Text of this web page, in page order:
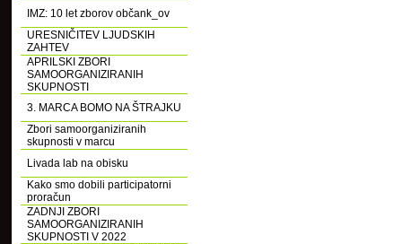
IMZ: 10 let zborov občank_ov
URESNIČITEV LJUDSKIH
ZAHTEV
APRILSKI ZBORI
SAMOORGANIZIRANIH
SKUPNOSTI
3. MARCA BOMO NA ŠTRAJKU
Zbori samoorganiziranih
skupnosti v marcu
Livada lab na obisku
Kako smo dobili participatorni
proračun
ZADNJI ZBORI
SAMOORGANIZIRANIH
SKUPNOSTI V 2022